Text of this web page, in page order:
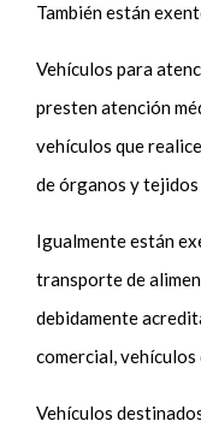
También están
Vehículos para
presten atención
vehículos que
de órganos y
Igualmente están
transporte de
debidamente
comercial, vehículos
Vehículos